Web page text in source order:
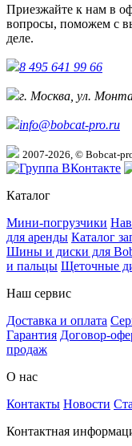
Приезжайте к нам в
вопросы, поможем с
деле.
8 495 641 99 66
г. Москва, ул.
info@bobcat-pro.ru
2007-2026, © Bobcat-
Каталог
Мини-погрузчики
для аренды Каталог
Шины и диски для
и пальцы Щеточные
Наш сервис
Доставка и оплата
Гарантия Договор-
продаж
О нас
Контакты Новости
Контактная